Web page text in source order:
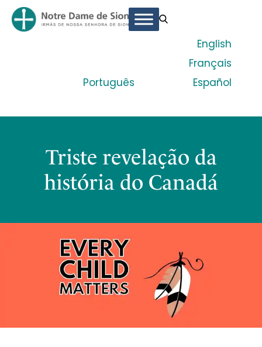
Português
English
Français
Español
Triste revelação da
história do Canadá